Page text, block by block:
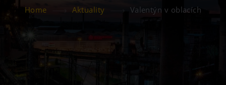
Home Aktuality Valentýn v oblacích
Science center Café
L’Osteria